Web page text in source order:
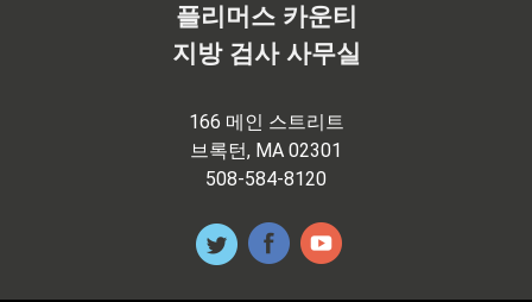
플리머스 카운티
지방 검사 사무실
166 메인 스트리트
브록턴, MA 02301
508-584-8120